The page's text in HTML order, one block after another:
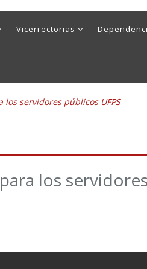
Vicerrectorias
servidores públicos UFPS
los